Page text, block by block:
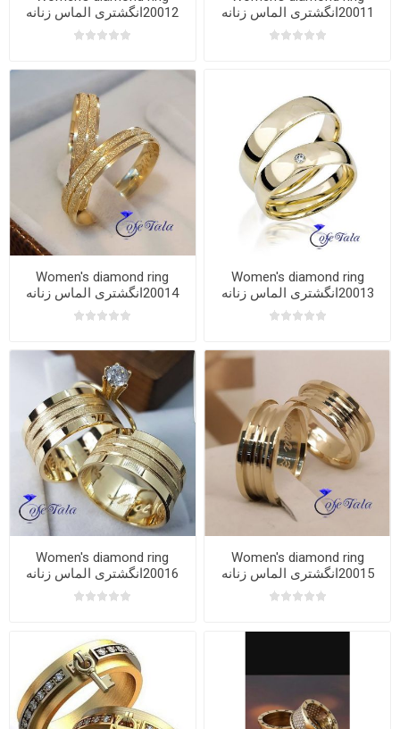
20011انگشتری الماس زنانه
20012انگشتری الماس زنانه
Women's diamond ring
20013انگشتری الماس زنانه
Women's diamond ring
20014انگشتری الماس زنانه
Women's diamond ring
20015انگشتری الماس زنانه
Women's diamond ring
20016انگشتری الماس زنانه